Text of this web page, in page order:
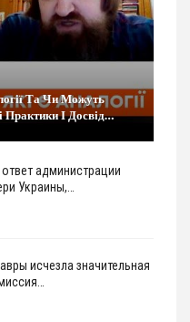
Та Чи Можуть
Практики І Досвід…
администрации
Украины,…
исчезла значительная